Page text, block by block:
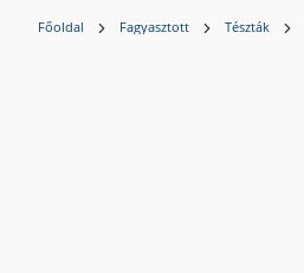
Főoldal Fagyasztott Tészták